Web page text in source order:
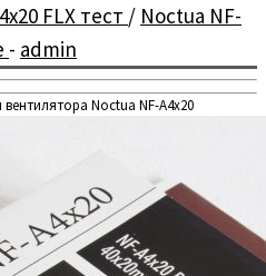
Noctua NF-A4x20
FLX тест / Noctua NF-
- admin